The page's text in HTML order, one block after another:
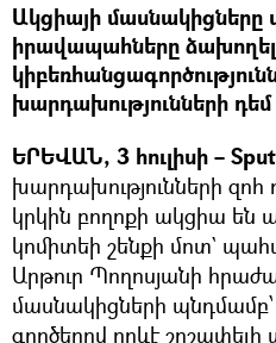
Ակցիայի մասնակիցները
իրավապահները
խարդախությունների
ԵՐԵՎԱՆ, 3 հուլիսի –
խարդախությունների
կրկին բողոքի ակցիա են
կոմիտեի շենքի մոտ`
Արթուր Պողոսյանի
մասնակիցների
գործերով որևէ